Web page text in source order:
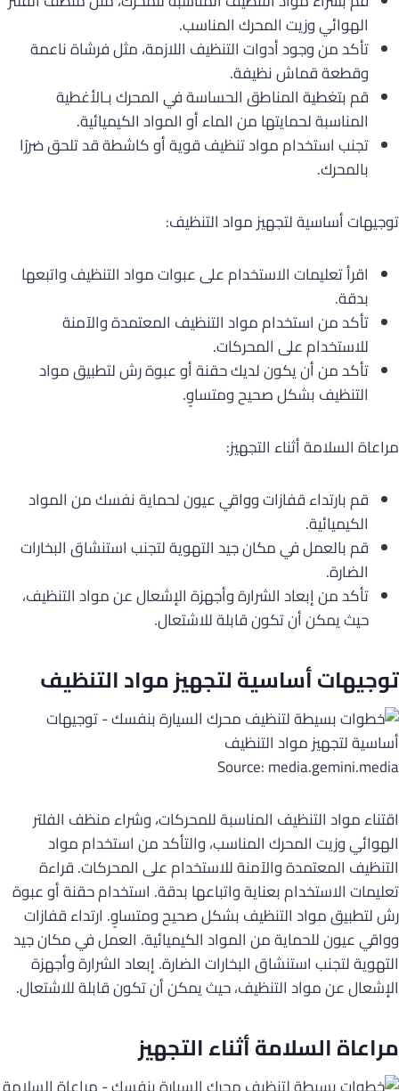
الهوائي وزيت المحرك المناسب.
تأكد من وجود أدوات التنظيف اللازمة، مثل فرشاة ناعمة
وقطعة قماش نظيفة.
قم بتغطية المناطق الحساسة في المحرك بـالأغطية
المناسبة لحمايتها من الماء أو المواد الكيميائية.
تجنب استخدام مواد تنظيف قوية أو كاشطة قد تلحق ضررًا
بالمحرك.
توجيهات أساسية لتجهيز مواد التنظيف:
اقرأ تعليمات الاستخدام على عبوات مواد التنظيف واتبعها
بدقة.
تأكد من استخدام مواد التنظيف المعتمدة والآمنة
للاستخدام على المحركات.
تأكد من أن يكون لديك حقنة أو عبوة رش لتطبيق مواد
التنظيف بشكل صحيح ومتساوٍ.
مراعاة السلامة أثناء التجهيز:
قم بارتداء قفازات وواقي عيون لحماية نفسك من المواد
الكيميائية.
قم بالعمل في مكان جيد التهوية لتجنب استنشاق البخارات
الضارة.
تأكد من إبعاد الشرارة وأجهزة الإشعال عن مواد التنظيف،
حيث يمكن أن تكون قابلة للاشتعال.
توجيهات أساسية لتجهيز مواد التنظيف
Source: media.gemini.media
اقتناء مواد التنظيف المناسبة للمحركات، وشراء منظف الفلتر
الهوائي وزيت المحرك المناسب، والتأكد من استخدام مواد
التنظيف المعتمدة والآمنة للاستخدام على المحركات. قراءة
تعليمات الاستخدام بعناية واتباعها بدقة. استخدام حقنة أو عبوة
رش لتطبيق مواد التنظيف بشكل صحيح ومتساوٍ. ارتداء قفازات
وواقي عيون للحماية من المواد الكيميائية. العمل في مكان جيد
التهوية لتجنب استنشاق البخارات الضارة. إبعاد الشرارة وأجهزة
الإشعال عن مواد التنظيف، حيث يمكن أن تكون قابلة للاشتعال.
مراعاة السلامة أثناء التجهيز